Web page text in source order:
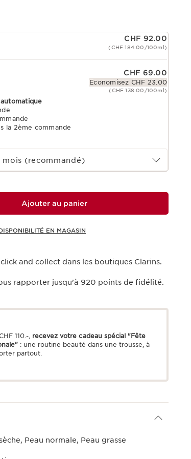
CHF 92.00
(CHF 184.00/100ml)
CHF 69.00
Economisez CHF 23.00
(CHF 138.00/100ml)
la 2ème commande
(recommandé)
Ajouter au panier
EN MAGASIN
and collect dans les boutiques Clarins.
rapporter jusqu’à 920 points de fidélité.
110.-, recevez votre cadeau spécial "Fête
: une routine beauté dans une trousse, à
partout.
Peau normale, Peau grasse